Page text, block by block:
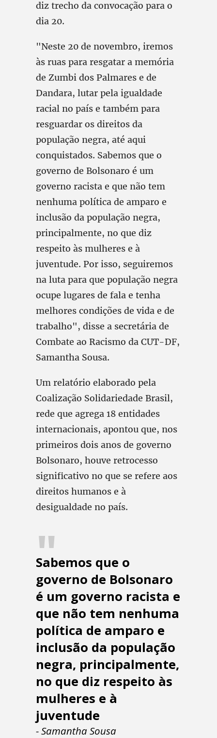
diz trecho da convocação para o
dia 20.
"Neste 20 de novembro, iremos
às ruas para resgatar a memória
de Zumbi dos Palmares e de
Dandara, lutar pela igualdade
racial no país e também para
resguardar os direitos da
população negra, até aqui
conquistados. Sabemos que o
governo de Bolsonaro é um
governo racista e que não tem
nenhuma política de amparo e
inclusão da população negra,
principalmente, no que diz
respeito às mulheres e à
juventude. Por isso, seguiremos
na luta para que população negra
ocupe lugares de fala e tenha
melhores condições de vida e de
trabalho", disse a secretária de
Combate ao Racismo da CUT-DF,
Samantha Sousa.
Um relatório elaborado pela
Coalização Solidariedade Brasil,
rede que agrega 18 entidades
internacionais, apontou que, nos
primeiros dois anos de governo
Bolsonaro, houve retrocesso
significativo no que se refere aos
direitos humanos e à
desigualdade no país.
Sabemos que o
governo de Bolsonaro
é um governo racista e
que não tem nenhuma
política de amparo e
inclusão da população
negra, principalmente,
no que diz respeito às
mulheres e à
juventude
- Samantha Sousa